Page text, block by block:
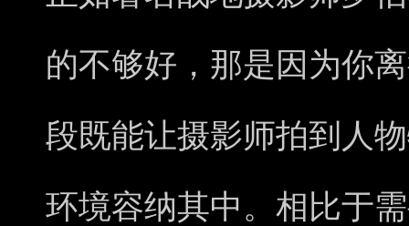
的不够好，那是因为你
段既能让摄影师拍到人
环境容纳其中。相比于